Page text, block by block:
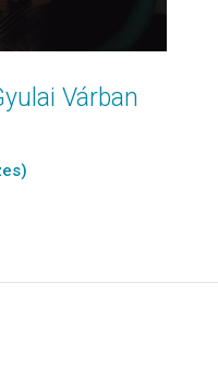
Várban